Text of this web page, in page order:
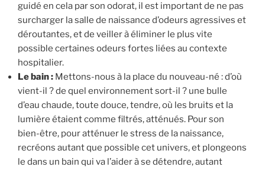
guidé en cela par son odorat, il est important de ne pas
surcharger la salle de naissance d’odeurs agressives et
déroutantes, et de veiller à éliminer le plus vite
possible certaines odeurs fortes liées au contexte
hospitalier.
Le bain : Mettons-nous à la place du nouveau-né : d’où
vient-il ? de quel environnement sort-il ? une bulle
d’eau chaude, toute douce, tendre, où les bruits et la
lumière étaient comme filtrés, atténués. Pour son
bien-être, pour atténuer le stress de la naissance,
recréons autant que possible cet univers, et plongeons
le dans un bain qui va l’aider à se détendre, autant